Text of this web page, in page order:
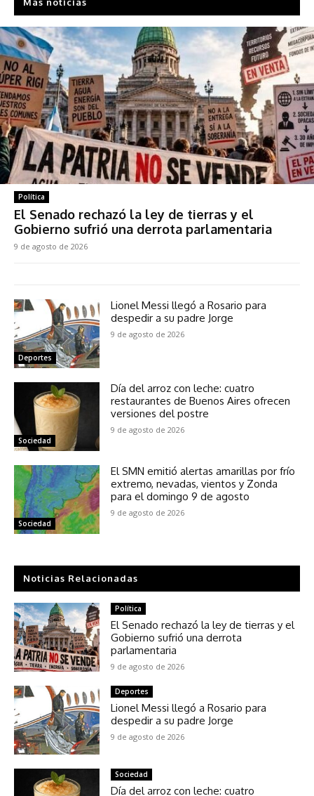
Más noticias
Política
El Senado rechazó la ley de tierras y el
Gobierno sufrió una derrota parlamentaria
9 de agosto de 2026
Deportes
Lionel Messi llegó a Rosario para
despedir a su padre Jorge
9 de agosto de 2026
Sociedad
Día del arroz con leche: cuatro
restaurantes de Buenos Aires ofrecen
versiones del postre
9 de agosto de 2026
Sociedad
El SMN emitió alertas amarillas por frío
extremo, nevadas, vientos y Zonda
para el domingo 9 de agosto
9 de agosto de 2026
Noticias Relacionadas
Política
El Senado rechazó la ley de tierras y el
Gobierno sufrió una derrota
parlamentaria
9 de agosto de 2026
Deportes
Lionel Messi llegó a Rosario para
despedir a su padre Jorge
9 de agosto de 2026
Sociedad
Día del arroz con leche: cuatro